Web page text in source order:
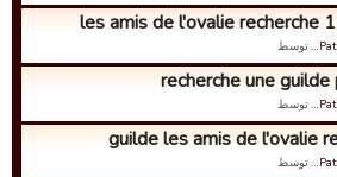
les amis de l'ovalie recherche
توسط
recherche une
توسط
guilde les amis de l'ovalie
توسط